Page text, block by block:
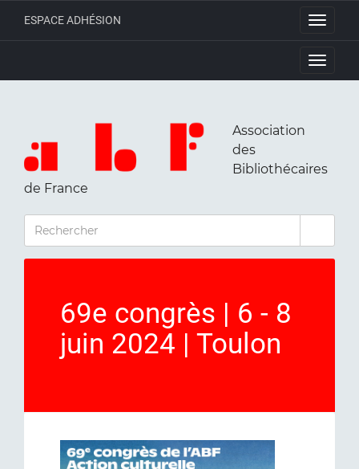
Toggle
ESPACE ADHÉSION
Toggle
Association
des
Bibliothécaires
de France
RECHERCHER
69e congrès | 6 - 8
juin 2024 | Toulon